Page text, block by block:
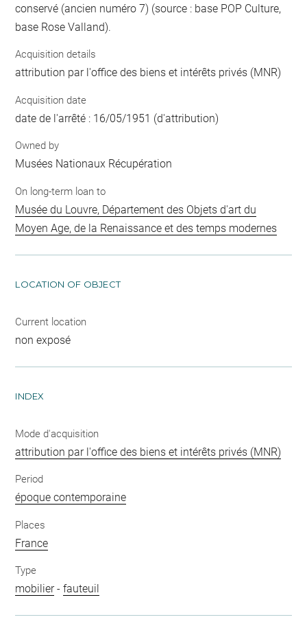
conservé (ancien numéro 7) (source : base POP Culture,
base Rose Valland).
Acquisition details
attribution par l'office des biens et intérêts privés (MNR)
Acquisition date
date de l'arrêté : 16/05/1951 (d'attribution)
Owned by
Musées Nationaux Récupération
On long-term loan to
Musée du Louvre, Département des Objets d'art du
Moyen Age, de la Renaissance et des temps modernes
LOCATION OF OBJECT
Current location
non exposé
INDEX
Mode d'acquisition
attribution par l'office des biens et intérêts privés (MNR)
Period
époque contemporaine
Places
France
Type
mobilier-fauteuil